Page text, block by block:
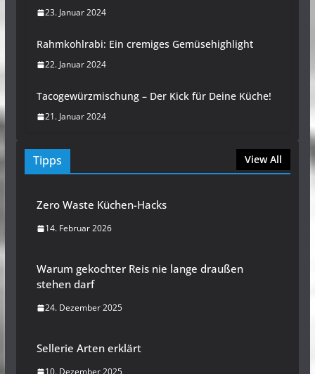
23. Januar 2024
Rahmkohlrabi: Ein cremiges Gemüsehighlight
22. Januar 2024
Tacogewürzmischung – Der Kick für Deine Küche!
21. Januar 2024
Tipps View All
Zero Waste Küchen-Hacks
14. Februar 2026
Warum gekochter Reis nie lange draußen
stehen darf
24. Dezember 2025
Sellerie Arten erklärt
10. Dezember 2025